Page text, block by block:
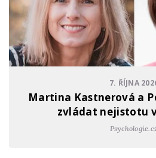
7. ŘÍJNA
Martina Kastnerová a
zvládat nejistotu